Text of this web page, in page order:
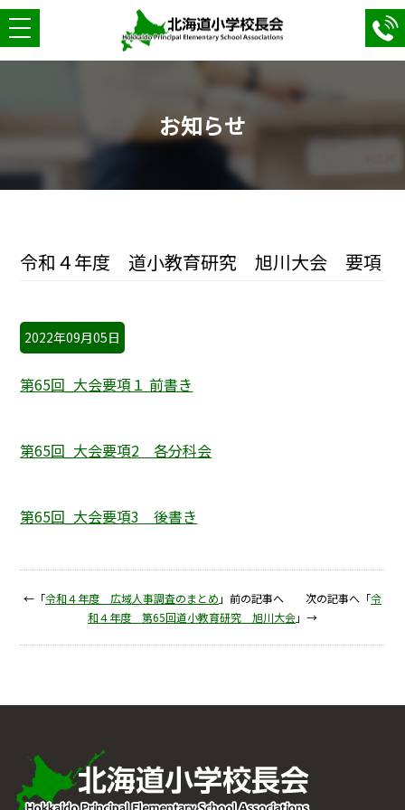
toggle
navigation
お知らせ
令和４年度 道小教育研究 旭川大会 要項
2022年09月05日
第65回_大会要項１ 前書き
第65回_大会要項2 各分科会
第65回_大会要項3 後書き
←「令和４年度 広域人事調査のまとめ 」前の記事へ 次の記事へ「令
和４年度 第65回道小教育研究 旭川大会」→